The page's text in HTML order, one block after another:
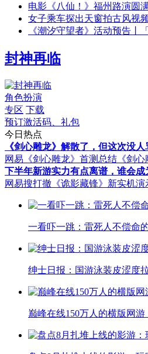
电影《八仙！》福州路演圆
女子乘车探出天窗拍古风视
《潮汐守望者》活动预告丨
封神再临
角色扮演
专区 下载
预订激活码、礼包
今日热点
《剑心雕龙》解散了，但这次没人
网易《剑心雕龙》首测总结 《剑
下半年新游实力有点离谱，谁会成
网易搜打撤《诡影藏锋》新实机演
一看吓一跳：雷死人不偿命
绅士日报：国游泳装皮涩度
巅峰在线150万人的横版网